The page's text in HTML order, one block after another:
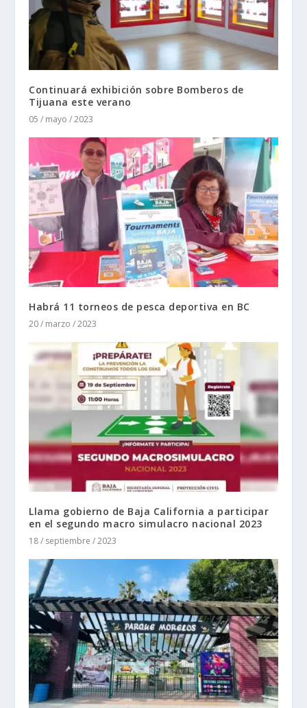
Continuará exhibición sobre Bomberos de
Tijuana este verano
05 / mayo / 2023
Habrá 11 torneos de pesca deportiva en BC
20 / marzo / 2023
Llama gobierno de Baja California a participar
en el segundo macro simulacro nacional 2023
18 / septiembre / 2023